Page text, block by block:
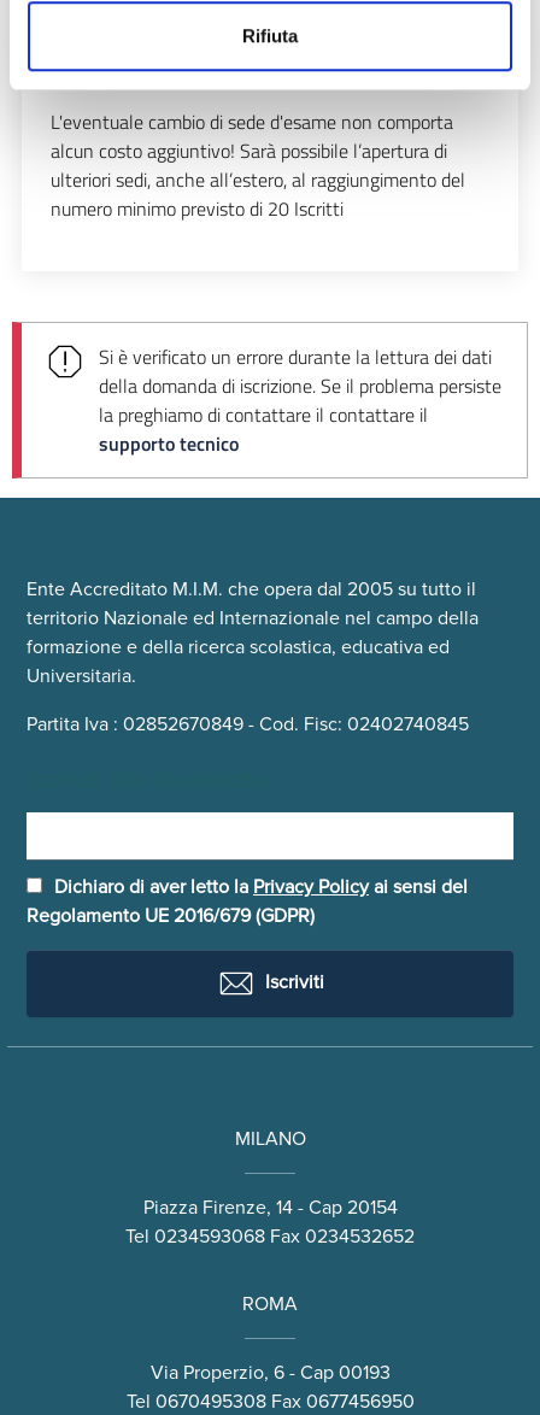
Rifiuta
Sessione di Settembre/Ottobre
Sessione di Novembre/Dicembre(sedi esame).
L'eventuale cambio di sede d'esame non comporta
alcun costo aggiuntivo! Sarà possibile l’apertura di
ulteriori sedi, anche all’estero, al raggiungimento del
numero minimo previsto di 20 Iscritti
Si è verificato un errore durante la lettura dei dati
della domanda di iscrizione. Se il problema persiste
la preghiamo di contattare il contattare il
supporto tecnico
Ente Accreditato M.I.M. che opera dal 2005 su tutto il
territorio Nazionale ed Internazionale nel campo della
formazione e della ricerca scolastica, educativa ed
Universitaria.
Partita Iva : 02852670849 - Cod. Fisc: 02402740845
Dichiaro di aver letto la Privacy Policyai sensi del
Regolamento UE 2016/679 (GDPR)
Iscriviti
MILANO
Piazza Firenze, 14 - Cap 20154
Tel 0234593068 Fax 0234532652
ROMA
Via Properzio, 6 - Cap 00193
Tel 0670495308Fax 0677456950